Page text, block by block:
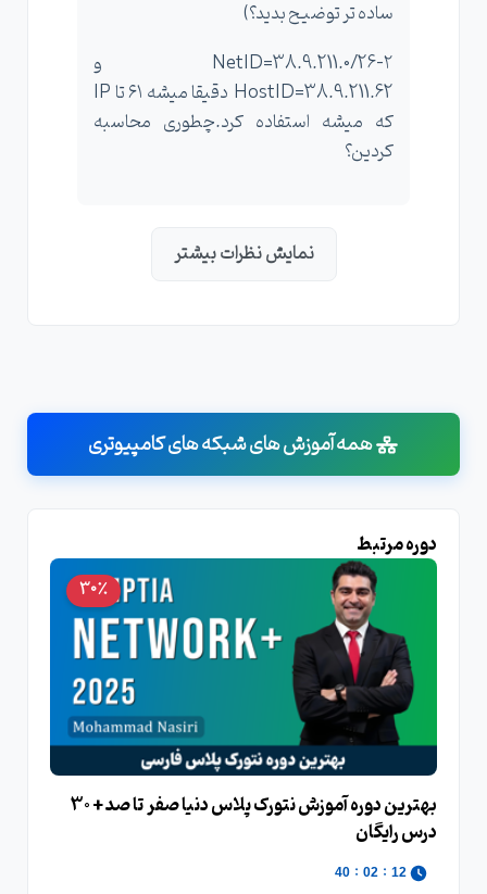
ساده تر توضیح بدید؟)
۲-NetID=38.9.211.0/26 و
HostID=38.9.211.62 دقیقا میشه ۶۱ تا IP
که میشه استفاده کرد.چطوری محاسبه
کردین؟
نمایش نظرات بیشتر
همه آموزش های شبکه های کامپیوتری
دوره مرتبط
30٪
بهترین دوره آموزش نتورک پلاس دنیا صفر تا صد + 30
درس رایگان
12
:
02
:
38